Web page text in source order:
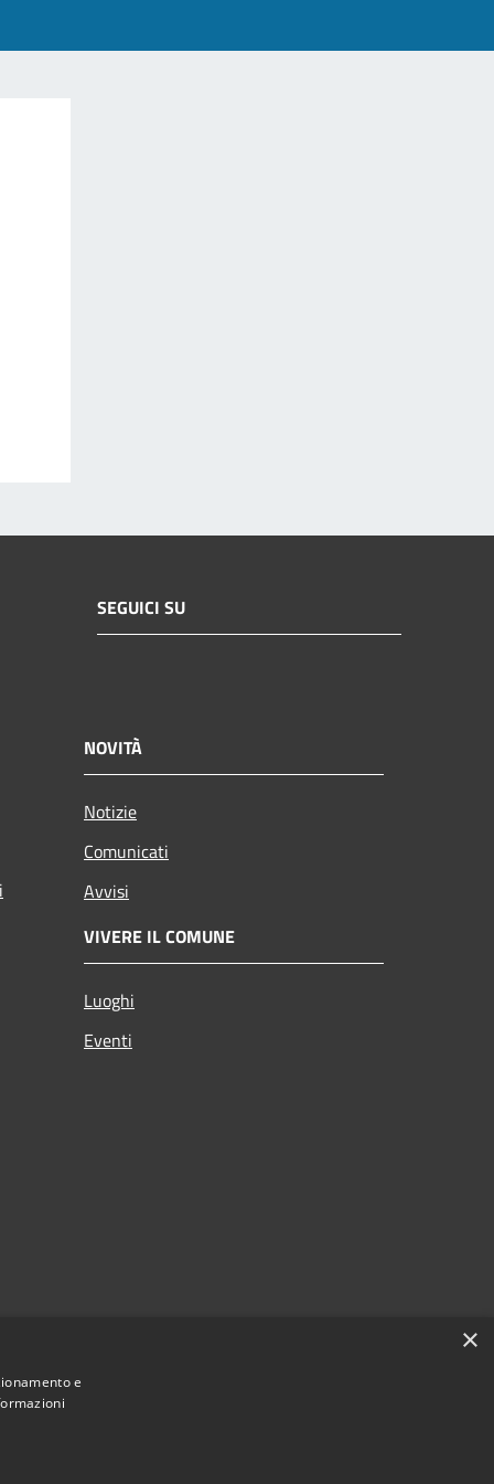
SEGUICI SU
NOVITÀ
Notizie
Comunicati
Avvisi
VIVERE IL COMUNE
Luoghi
Eventi
×
e